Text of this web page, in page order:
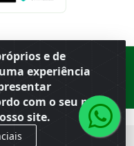
e de
experiência
com o seu perfil
site.
Ferreira ·BR